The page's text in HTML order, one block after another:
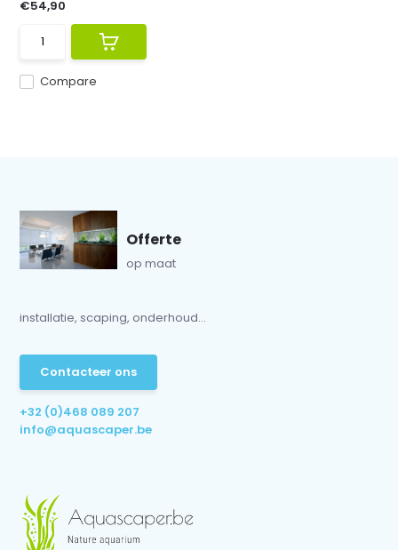
Compare
€54,90
Offerte
op maat
installatie, scaping, onderhoud...
Contacteer ons
+32 (0)468 089 207
info@aquascaper.be